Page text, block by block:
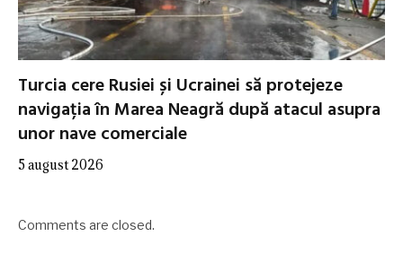
Turcia cere Rusiei și Ucrainei să protejeze
navigația în Marea Neagră după atacul asupra
unor nave comerciale
5 august 2026
Comments are closed.